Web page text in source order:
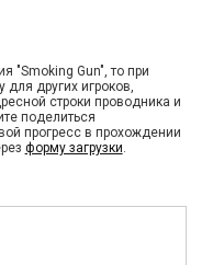
"Smoking Gun", то при
других игроков,
строки проводника и
поделиться
прогресс в прохождении
форму загрузки.